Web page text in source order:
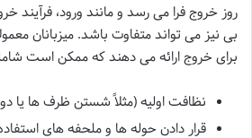
روز خروج فرا می رسد و مانند ورود، فرآیند
بی نیز می تواند متفاوت باشد. میزبانان
برای خروج ارائه می دهند که ممکن است
نظافت اولیه (مثلاً شستن ظرف ها یا
قرار دادن حوله ها و ملحفه های